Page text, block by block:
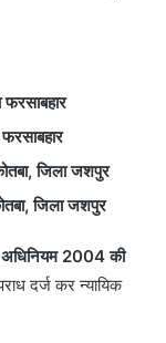
फरसाबहार
जिला जशपुर
जिला जशपुर
अधिनियम 2004 की
दर्ज कर न्यायिक